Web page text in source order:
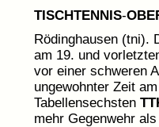
TISCHTENNIS-
Rödinghausen (tni).
am 19. und
vor einer schweren
ungewohnter Zeit
Tabellensechsten
mehr Gegenwehr